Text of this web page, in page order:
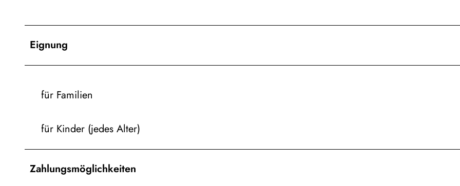
Eignung
für Familien
für Kinder (jedes Alter)
Zahlungsmöglichkeiten